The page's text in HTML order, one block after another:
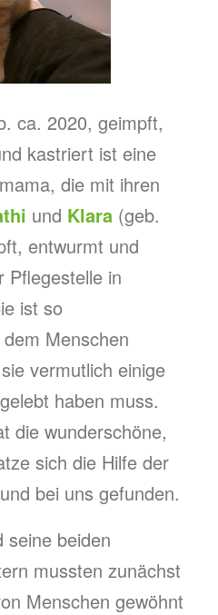
ca. 2020, geimpft,
kastriert ist eine
die mit ihren
und Klara(geb.
entwurmt und
Pflegestelle in
ist so
Menschen
vermutlich einige
haben muss.
die wunderschöne,
sich die Hilfe der
bei uns gefunden.
seine beiden
mussten zunächst
Menschen gewöhnt